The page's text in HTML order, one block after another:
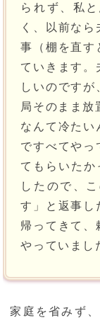
られず、私
く、以前な
事（棚を直す
ていきます。
しいのです
局そのまま放
なんて冷たい
ですべてやっ
てもらいたか
したので、
す」と返事し
帰ってきて、
やっていまし
家庭を省みず